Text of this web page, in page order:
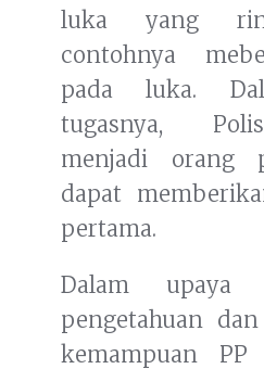
luka yang
contohnya
pada luka.
tugasnya,
menjadi orang
dapat
pertama.
Dalam upaya
pengetahuan
kemampuan PP